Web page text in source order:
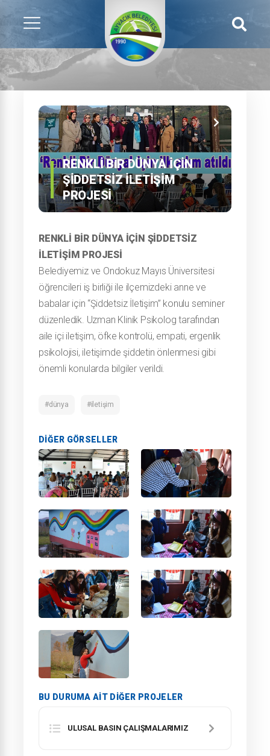
RENKLI BIR DÜNYA İÇIN
ŞIDDETSIZ İLETIŞIM
PROJESI
RENKLİ BİR DÜNYA İÇİN ŞİDDETSİZ
İLETİŞİM PROJESİ
Belediyemiz ve Ondokuz Mayıs Üniversitesi
öğrencileri iş birliği ile ilçemizdeki anne ve
babalar için “Şiddetsiz İletişim” konulu seminer
düzenledik. Uzman Klinik Psikolog tarafından
aile içi iletişim, öfke kontrolü, empati, ergenlik
psikolojisi, iletişimde şiddetin önlenmesi gibi
önemli konularda bilgiler verildi.
#dünya #iletişim
DIĞER GÖRSELLER
BU DURUMA AIT DIĞER PROJELER
ULUSAL BASIN ÇALIŞMALARIMIZ